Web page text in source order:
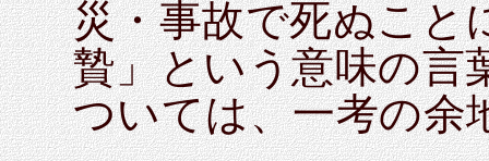
災・事故で死ぬこと
贄」という意味の言
ついては、一考の余